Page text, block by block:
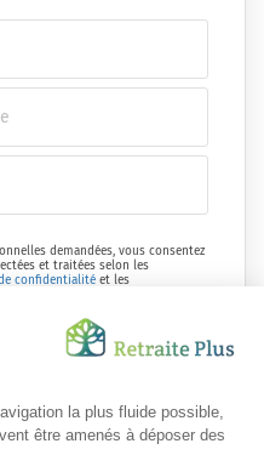
demandées, vous consentez
et traitées selon les
confidentialité et les
la liste d'opposition au
sur